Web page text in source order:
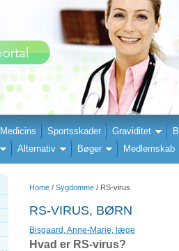
Medicins Sportsskader Graviditet
Alternativ Bøger Medlemskab
Home / Sygdomme / RS-virus
RS-VIRUS, BØRN
Bisgaard, Anne-Marie, læge
Hvad er RS-virus?